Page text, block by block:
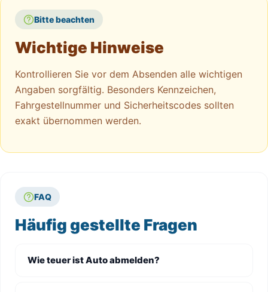
Bitte beachten
Wichtige Hinweise
Kontrollieren Sie vor dem Absenden alle wichtigen
Angaben sorgfältig. Besonders Kennzeichen,
Fahrgestellnummer und Sicherheitscodes sollten
exakt übernommen werden.
FAQ
Häufig gestellte Fragen
Wie teuer ist Auto abmelden?